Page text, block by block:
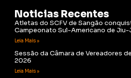
Noticias Recentes
Atletas do SCFV de Sangão
Campeonato Sul-Americano de
Leia Mais »
Sessão da Câmara de Vereadores
2026
Leia Mais »